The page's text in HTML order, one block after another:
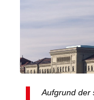
Aufgrund der